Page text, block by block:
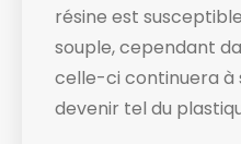
résine est
souple, cependant
celle-ci continuera à
devenir tel du